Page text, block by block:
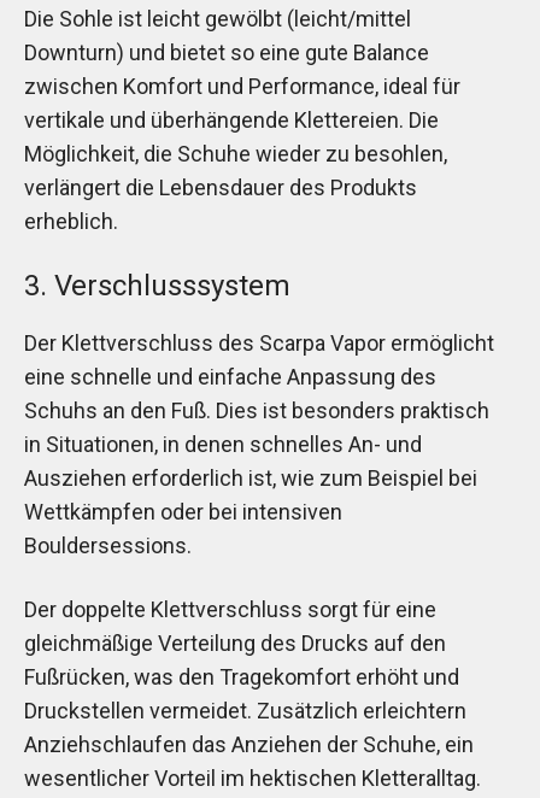
Die Sohle ist leicht gewölbt (leicht/mittel
Downturn) und bietet so eine gute Balance
zwischen Komfort und Performance, ideal für
vertikale und überhängende Klettereien. Die
Möglichkeit, die Schuhe wieder zu besohlen,
verlängert die Lebensdauer des Produkts
erheblich.
3. Verschlusssystem
Der Klettverschluss des Scarpa Vapor ermöglicht
eine schnelle und einfache Anpassung des
Schuhs an den Fuß. Dies ist besonders praktisch
in Situationen, in denen schnelles An- und
Ausziehen erforderlich ist, wie zum Beispiel bei
Wettkämpfen oder bei intensiven
Bouldersessions.
Der doppelte Klettverschluss sorgt für eine
gleichmäßige Verteilung des Drucks auf den
Fußrücken, was den Tragekomfort erhöht und
Druckstellen vermeidet. Zusätzlich erleichtern
Anziehschlaufen das Anziehen der Schuhe, ein
wesentlicher Vorteil im hektischen Kletteralltag.